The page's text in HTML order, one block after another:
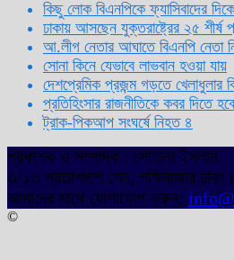
কিছু লোক বিএনপিকে ফ্যাসিবাদের
ঢাকায় আসছেন যুক্তরাষ্ট্রের ২৫ শীর্ষ
আ.লীগ নেতার আঘাতে বিএনপি নেতা
সোনা কিনে যেভাবে লাভবান হওয়া যায়
দেশপ্রেমিক প্রজন্ম গড়তে খেলাধুলার
প্রতিহিংসার রাজনীতিকে কবর দিতে
ট্রাক-পিকআপ সংঘর্ষে নিহত ৪
প্রকাশক ও সম্পাদক : সোহানা ইসলাম
৩/১৩ প্রতাপদাশ লেন, লক্ষিবাজার ঢাকা।
আমাদের সাথে যোগাযোগ করুন:
©